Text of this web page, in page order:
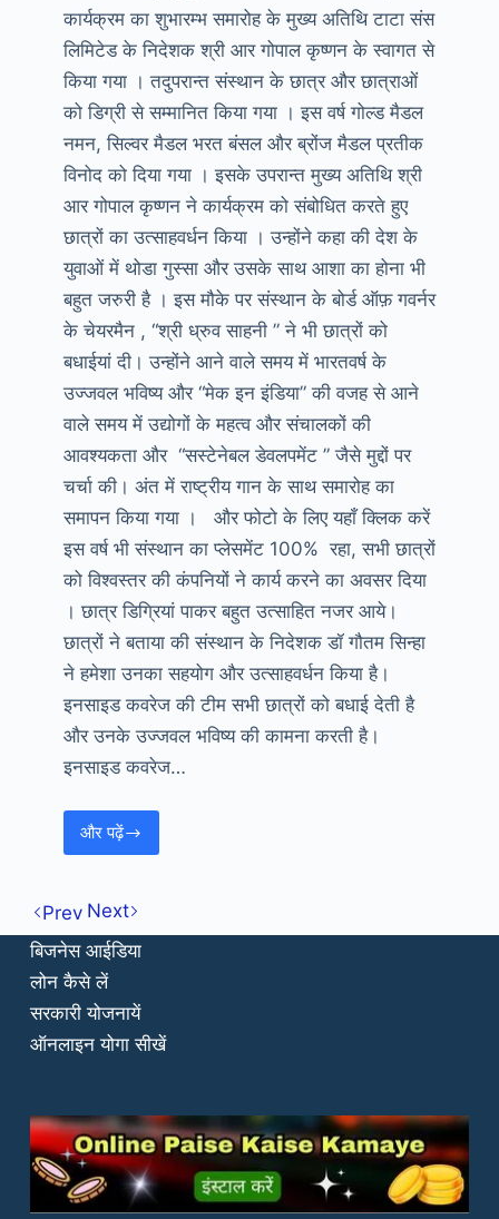
कार्यक्रम का शुभारम्भ समारोह के मुख्य अतिथि टाटा संस
लिमिटेड के निदेशक श्री आर गोपाल कृष्णन के स्वागत से
किया गया । तदुपरान्त संस्थान के छात्र और छात्राओं
को डिग्री से सम्मानित किया गया । इस वर्ष गोल्ड मैडल
नमन, सिल्वर मैडल भरत बंसल और ब्रोंज मैडल प्रतीक
विनोद को दिया गया । इसके उपरान्त मुख्य अतिथि श्री
आर गोपाल कृष्णन ने कार्यक्रम को संबोधित करते हुए
छात्रों का उत्साहवर्धन किया । उन्होंने कहा की देश के
युवाओं में थोडा गुस्सा और उसके साथ आशा का होना भी
बहुत जरुरी है । इस मौके पर संस्थान के बोर्ड ऑफ़ गवर्नर
के चेयरमैन , “श्री ध्रुव साहनी ” ने भी छात्रों को
बधाईयां दी। उन्होंने आने वाले समय में भारतवर्ष के
उज्जवल भविष्य और “मेक इन इंडिया” की वजह से आने
वाले समय में उद्योगों के महत्व और संचालकों की
आवश्यकता और “सस्टेनेबल डेवलपमेंट ” जैसे मुद्दों पर
चर्चा की। अंत में राष्ट्रीय गान के साथ समारोह का
समापन किया गया । और फोटो के लिए यहाँ क्लिक करें
इस वर्ष भी संस्थान का प्लेसमेंट 100% रहा, सभी छात्रों
को विश्वस्तर की कंपनियों ने कार्य करने का अवसर दिया
। छात्र डिग्रियां पाकर बहुत उत्साहित नजर आये।
छात्रों ने बताया की संस्थान के निदेशक डॉ गौतम सिन्हा
ने हमेशा उनका सहयोग और उत्साहवर्धन किया है।
इनसाइड कवरेज की टीम सभी छात्रों को बधाई देती है
और उनके उज्जवल भविष्य की कामना करती है।
इनसाइड कवरेज…
और पढ़ें
IIM
3rd
दीक्षांत
संपन्न
Prev Next
बिजनेस आईडिया
लोन कैसे लें
सरकारी योजनायें
ऑनलाइन योगा सीखें